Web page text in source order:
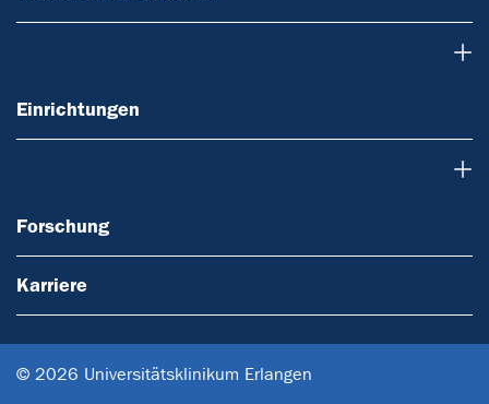
Einrichtungen
Forschung
Karriere
© 2026 Universitätsklinikum Erlangen